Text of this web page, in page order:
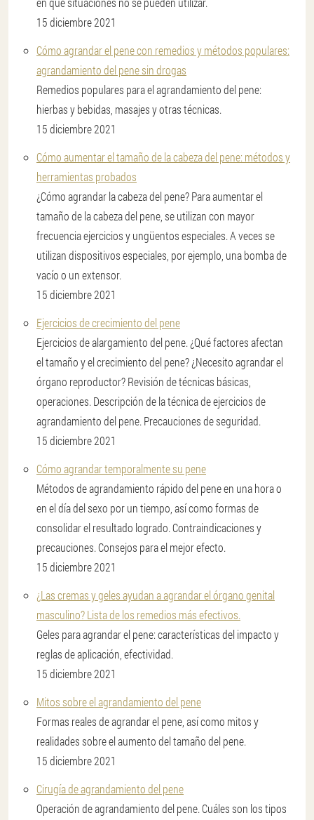
15 diciembre 2021
Cómo agrandar el pene con remedios y métodos populares:
agrandamiento del pene sin drogas
Remedios populares para el agrandamiento del pene:
hierbas y bebidas, masajes y otras técnicas.
15 diciembre 2021
Cómo aumentar el tamaño de la cabeza del pene: métodos y
herramientas probados
¿Cómo agrandar la cabeza del pene? Para aumentar el
tamaño de la cabeza del pene, se utilizan con mayor
frecuencia ejercicios y ungüentos especiales. A veces se
utilizan dispositivos especiales, por ejemplo, una bomba de
vacío o un extensor.
15 diciembre 2021
Ejercicios de crecimiento del pene
Ejercicios de alargamiento del pene. ¿Qué factores afectan
el tamaño y el crecimiento del pene? ¿Necesito agrandar el
órgano reproductor? Revisión de técnicas básicas,
operaciones. Descripción de la técnica de ejercicios de
agrandamiento del pene. Precauciones de seguridad.
15 diciembre 2021
Cómo agrandar temporalmente su pene
Métodos de agrandamiento rápido del pene en una hora o
en el día del sexo por un tiempo, así como formas de
consolidar el resultado logrado. Contraindicaciones y
precauciones. Consejos para el mejor efecto.
15 diciembre 2021
¿Las cremas y geles ayudan a agrandar el órgano genital
masculino? Lista de los remedios más efectivos.
Geles para agrandar el pene: características del impacto y
reglas de aplicación, efectividad.
15 diciembre 2021
Mitos sobre el agrandamiento del pene
Formas reales de agrandar el pene, así como mitos y
realidades sobre el aumento del tamaño del pene.
15 diciembre 2021
Cirugía de agrandamiento del pene
Operación de agrandamiento del pene. Cuáles son los tipos